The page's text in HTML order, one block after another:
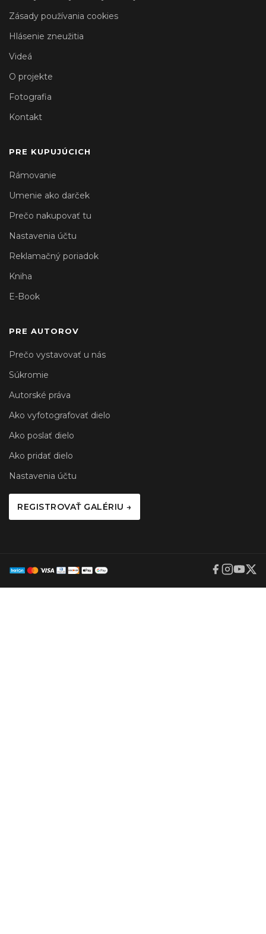
Zásady používania cookies
Hlásenie zneužitia
Videá
O projekte
Fotografia
Kontakt
PRE KUPUJÚCICH
Rámovanie
Umenie ako darček
Prečo nakupovať tu
Nastavenia účtu
Reklamačný poriadok
Kniha
E-Book
PRE AUTOROV
Prečo vystavovať u nás
Súkromie
Autorské práva
Ako vyfotografovať dielo
Ako poslať dielo
Ako pridať dielo
Nastavenia účtu
REGISTROVAŤ GALÉRIU →